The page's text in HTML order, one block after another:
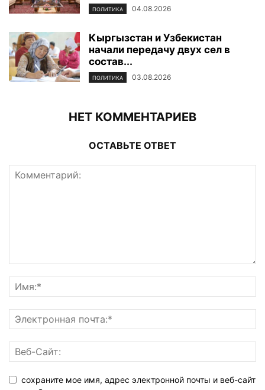
ПОЛИТИКА 04.08.2026
Кыргызстан и Узбекистан
начали передачу двух сел в
состав...
ПОЛИТИКА 03.08.2026
НЕТ КОММЕНТАРИЕВ
ОСТАВЬТЕ ОТВЕТ
сохраните мое имя, адрес электронной почты и веб-сайт